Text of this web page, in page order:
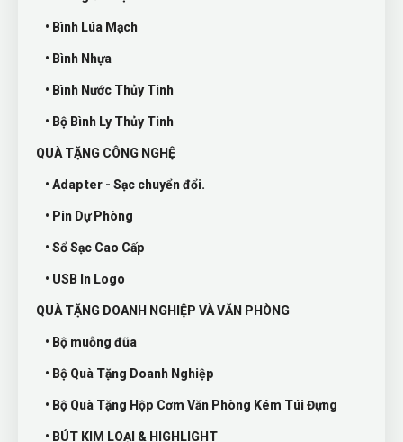
• Bình Lúa Mạch
• Bình Nhựa
• Bình Nước Thủy Tinh
• Bộ Bình Ly Thủy Tinh
QUÀ TẶNG CÔNG NGHỆ
• Adapter - Sạc chuyển đổi.
• Pin Dự Phòng
• Sổ Sạc Cao Cấp
• USB In Logo
QUÀ TẶNG DOANH NGHIỆP VÀ VĂN PHÒNG
• Bộ muỗng đũa
• Bộ Quà Tặng Doanh Nghiệp
• Bộ Quà Tặng Hộp Cơm Văn Phòng Kém Túi Đựng
• BÚT KIM LOẠI & HIGHLIGHT